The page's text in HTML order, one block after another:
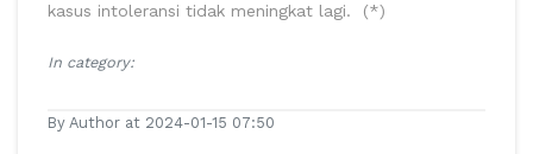
kasus intoleransi tidak meningkat lagi. (*)
In category:
By Author at 2024-01-15 07:50